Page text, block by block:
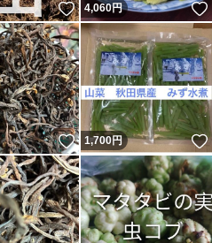
いいね！
4,060円
いいね！
1,700円